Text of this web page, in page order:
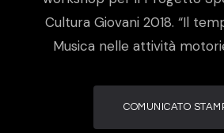
Cultura Giovani 2018. “Il
Musica nelle attività
COMUNICATO